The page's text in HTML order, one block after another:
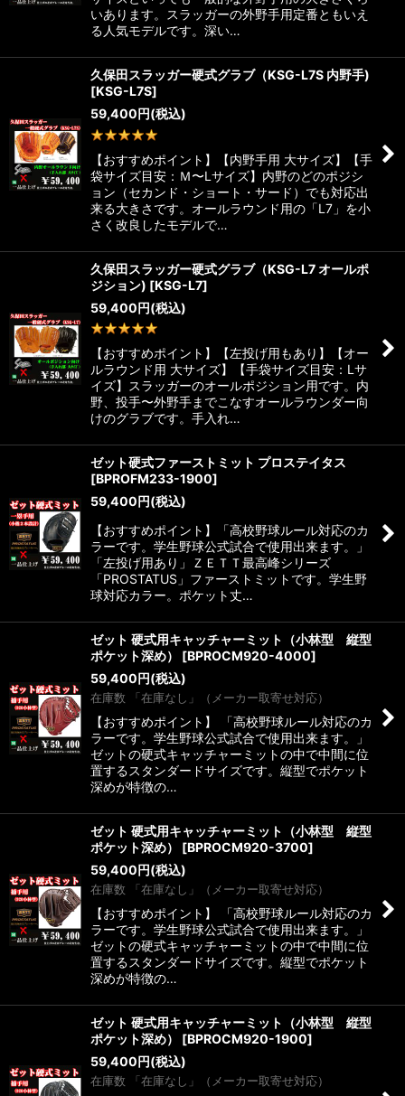
いあります。スラッガーの外野手用定番ともいえ
る人気モデルです。深い…
久保田スラッガー硬式グラブ（KSG-L7S 内野手)
[KSG-L7S]
59,400円(税込)
【おすすめポイント】【内野手用 大サイズ】【手
袋サイズ目安：Ｍ〜Lサイズ】内野のどのポジシ
ョン（セカンド・ショート・サード）でも対応出
来る大きさです。オールラウンド用の「L7」を小
さく改良したモデルで…
久保田スラッガー硬式グラブ（KSG-L7 オールポ
ジション) [KSG-L7]
59,400円(税込)
【おすすめポイント】【左投げ用もあり】【オー
ルラウンド用 大サイズ】【手袋サイズ目安：Lサ
イズ】スラッガーのオールポジション用です。内
野、投手〜外野手までこなすオールラウンダー向
けのグラブです。手入れ…
ゼット硬式ファーストミット プロステイタス
[BPROFM233-1900]
59,400円(税込)
【おすすめポイント】「高校野球ルール対応のカ
ラーです。学生野球公式試合で使用出来ます。」
「左投げ用あり」ＺＥＴＴ最高峰シリーズ
「PROSTATUS」ファーストミットです。学生野
球対応カラー。ポケット丈…
ゼット 硬式用キャッチャーミット（小林型 縦型
ポケット深め）
[BPROCM920-4000]
59,400円(税込)
在庫数 「在庫なし」（メーカー取寄せ対応）
【おすすめポイント】 「高校野球ルール対応のカ
ラーです。学生野球公式試合で使用出来ます。」
ゼットの硬式キャッチャーミットの中で中間に位
置するスタンダードサイズです。縦型でポケット
深めが特徴の…
ゼット 硬式用キャッチャーミット（小林型 縦型
ポケット深め）
[BPROCM920-3700]
59,400円(税込)
在庫数 「在庫なし」（メーカー取寄せ対応）
【おすすめポイント】 「高校野球ルール対応のカ
ラーです。学生野球公式試合で使用出来ます。」
ゼットの硬式キャッチャーミットの中で中間に位
置するスタンダードサイズです。縦型でポケット
深めが特徴の…
ゼット 硬式用キャッチャーミット（小林型 縦型
ポケット深め）
[BPROCM920-1900]
59,400円(税込)
在庫数 「在庫なし」（メーカー取寄せ対応）